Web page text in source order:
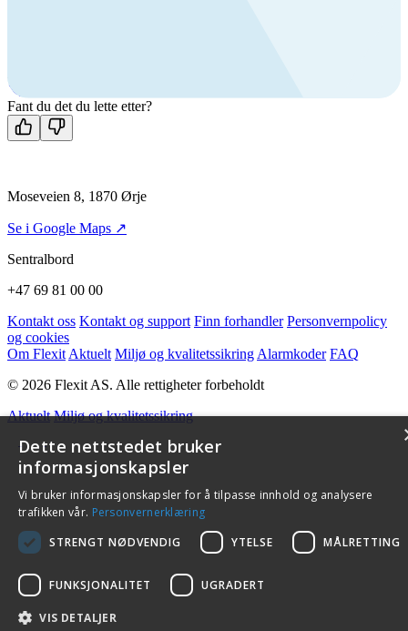
Kontakt oss
Fant du det du lette etter?
Moseveien 8, 1870 Ørje
Se i Google Maps ↗
Sentralbord
+47 69 81 00 00
Kontakt oss Kontakt og support Finn forhandler Personvernpolicy
og cookies
Om Flexit Aktuelt Miljø og kvalitetssikring Alarmkoder FAQ
© 2026 Flexit AS. Alle rettigheter forbeholdt
Aktuelt Miljø og kvalitetssikring
Dette nettstedet bruker
informasjonskapsler
Vi bruker informasjonskapsler for å tilpasse innhold og analysere
trafikken vår. Personvernerklæring
STRENGT NØDVENDIG
YTELSE MÅLRETTING
FUNKSJONALITET UGRADERT
VIS DETALJER